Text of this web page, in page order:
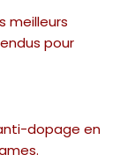
meilleurs
pour
dopage en